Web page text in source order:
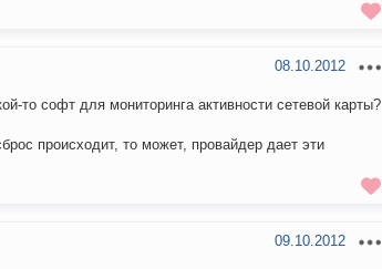
08.10.2012
то софт для мониторинга активности сетевой карты?
происходит, то может, провайдер дает эти
09.10.2012